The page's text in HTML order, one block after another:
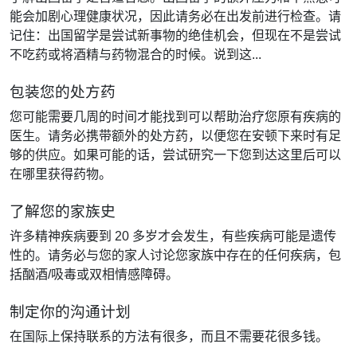
能会加剧心理健康状况，因此请务必在出发前进行检查。请
记住：出国留学是尝试新事物的绝佳机会，但现在不是尝试
不吃药或将酒精与药物混合的时候。说到这...
包装您的处方药
您可能需要几周的时间才能找到可以帮助治疗您原有疾病的
医生。请务必携带额外的处方药，以便您在安顿下来时有足
够的供应。如果可能的话，尝试研究一下您到达这里后可以
在哪里获得药物。
了解您的家族史
许多精神疾病要到 20 多岁才会发生，有些疾病可能是遗传
性的。请务必与您的家人讨论您家族中存在的任何疾病，包
括酗酒/吸毒或双相情感障碍。
制定你的沟通计划
在国际上保持联系的方法有很多，而且不需要花很多钱。